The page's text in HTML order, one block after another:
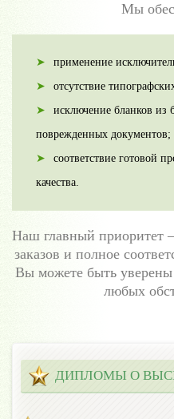
Мы
применение
отсутствие
исключение бланков из
поврежденных документов;
соответствие готовой
качества.
Наш главный приоритет
заказов и полное
Вы можете быть
любых
ДИПЛОМЫ О